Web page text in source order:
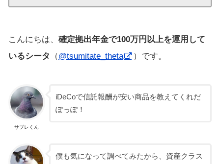
こんにちは、 確定拠出年金で100万円以上を運用して
いるシータ
（@tsumitate_theta ）です。
サブレくん
iDeCoで信託報酬が安い商品を教えてくれだ
ぽっぽ！
僕も気になって調べてみたから、資産クラス